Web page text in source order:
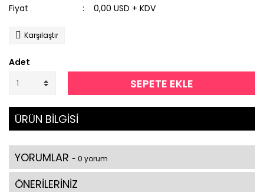
Fiyat
0,00 USD + KDV
Karşılaştır
Adet
SEPETE EKLE
ÜRÜN BİLGİSİ
YORUMLAR - 0 yorum
ÖNERİLERİNİZ